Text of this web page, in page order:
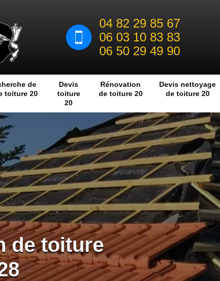
04 82 29 85 67
06 03 10 83 83
06 50 29 49 90
de
toiture 20
Devis
toiture
20
Rénovation
de toiture 20
Devis nettoyage
de toiture 20
de toiture